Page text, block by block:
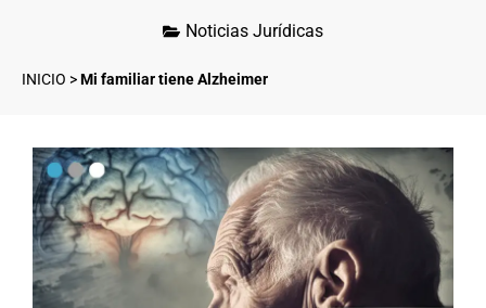
Noticias Jurídicas
INICIO >Mi familiar tiene Alzheimer